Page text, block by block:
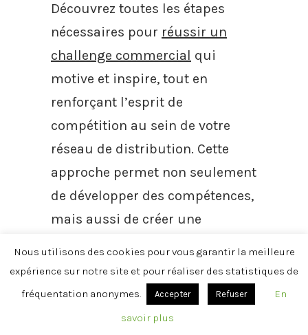
Découvrez toutes les étapes
nécessaires pour réussir un
challenge commercial qui
motive et inspire, tout en
renforçant l’esprit de
compétition au sein de votre
réseau de distribution. Cette
approche permet non seulement
de développer des compétences,
mais aussi de créer une
avec vos objectifs de croissance.
Carte cadeau incentive
Nous utilisons des cookies pour vous garantir la meilleure
expérience sur notre site et pour réaliser des statistiques de
fréquentation anonymes.
Accepter Refuser
En
savoir plus